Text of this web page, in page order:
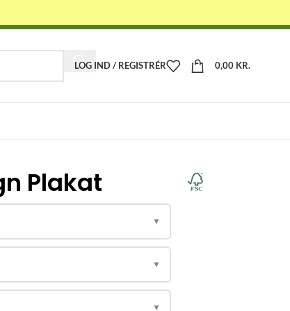
LOG IND / REGISTRÉR 0,00 KR.
Plakat
▼
▼
▼